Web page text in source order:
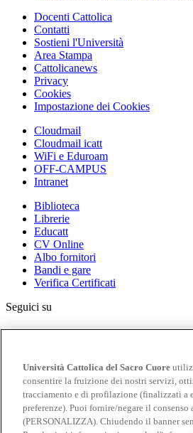
Docenti Cattolica
Contatti
Sostieni l'Università
Area Stampa
Cattolicanews
Privacy
Cookies
Impostazione dei Cookies
Cloudmail
Cloudmail icatt
WiFi e Eduroam
OFF-CAMPUS
Intranet
Biblioteca
Librerie
Educatt
CV Online
Albo fornitori
Bandi e gare
Verifica Certificati
Seguici su
Università Cattolica del Sacro Cuore
© Università Cattolica del Sacro Cuore
Università Cattolica del Sacro Cuore
consentire la fruizione dei nostri servizi,
tracciamento e di profilazione (finalizzati a
preferenze). Puoi fornire/negare il
(PERSONALIZZA). Chiudendo il banner